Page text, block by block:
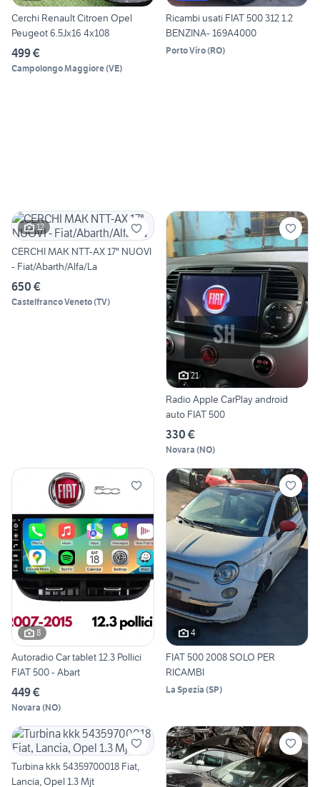
Cerchi Renault Citroen Opel
Peugeot 6.5Jx16 4x108
499 €
Campolongo Maggiore(VE)
Ricambi usati FIAT 500 312 1.2
BENZINA- 169A4000
Porto Viro(RO)
12
CERCHI MAK NTT-AX 17" NUOVI
- Fiat/Abarth/Alfa/La
650 €
Castelfranco Veneto(TV)
21
Radio Apple CarPlay android
auto FIAT 500
330 €
Novara (NO)
8
Autoradio Car tablet 12.3 Pollici
FIAT 500 - Abart
449 €
Novara (NO)
4
FIAT 500 2008 SOLO PER
RICAMBI
La Spezia (SP)
Turbina kkk 54359700018 Fiat,
Lancia, Opel 1.3 Mjt